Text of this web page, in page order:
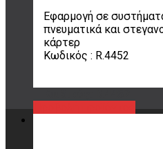
Εφαρμογή σε
πνευματικά και
κάρτερ
Κωδικός : R.4452